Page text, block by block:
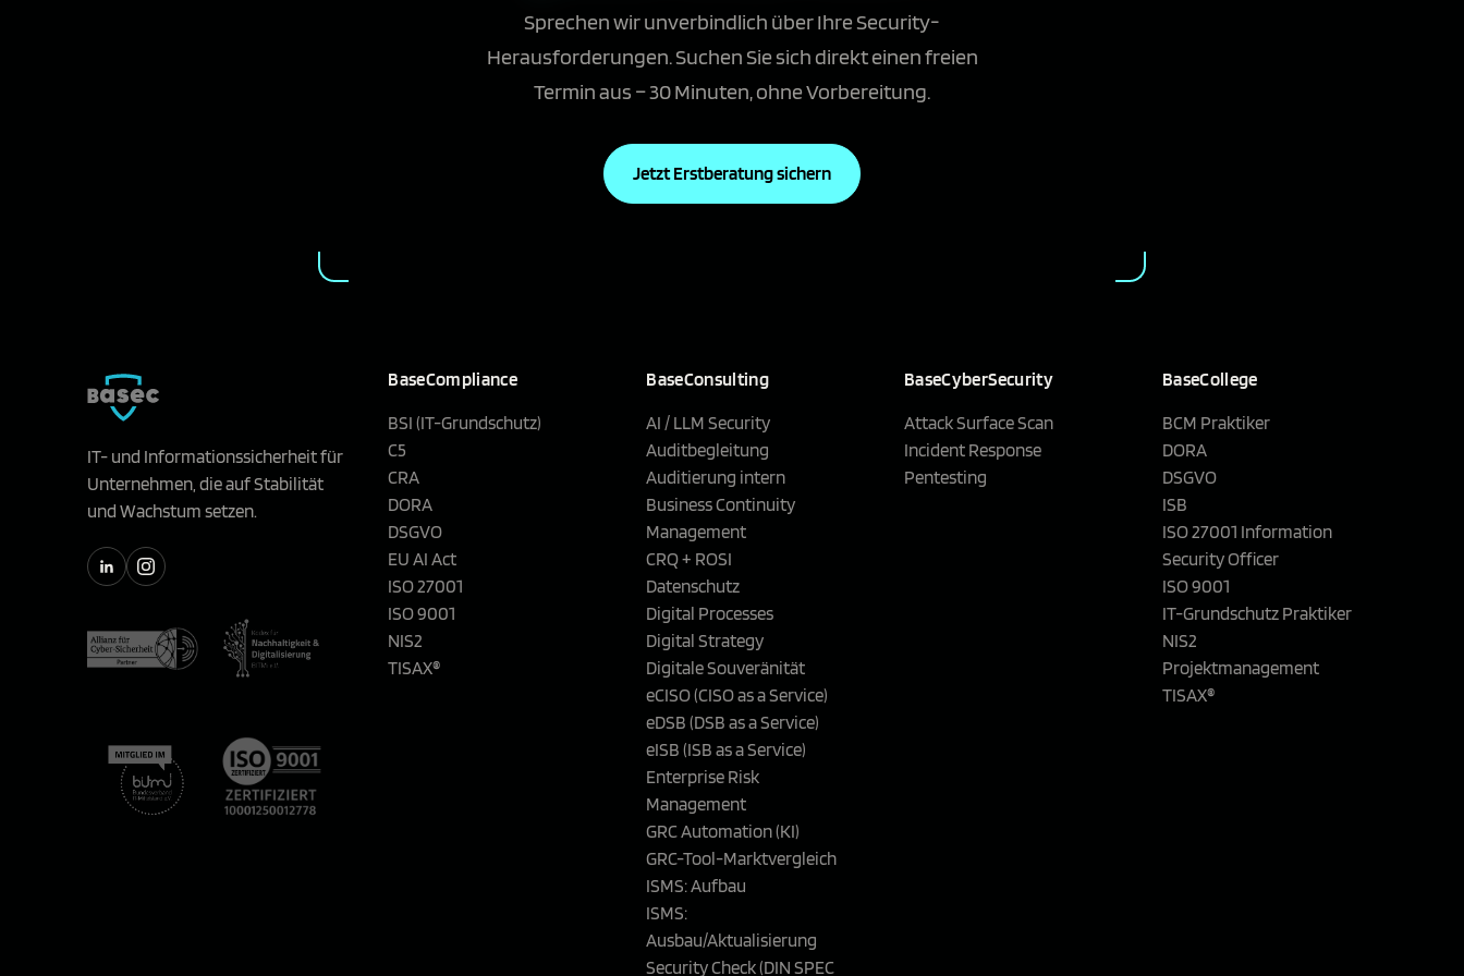
Sprechen wir unverbindlich über Ihre Security-
Herausforderungen. Suchen Sie sich direkt einen freien
Termin aus – 30 Minuten, ohne Vorbereitung.
Jetzt Erstberatung sichern
IT- und Informationssicherheit für
Unternehmen, die auf Stabilität
und Wachstum setzen.
BaseCompliance
BSI (IT-Grundschutz)
C5
CRA
DORA
DSGVO
EU AI Act
ISO 27001
ISO 9001
NIS2
TISAX®
BaseConsulting
AI / LLM Security
Auditbegleitung
Auditierung intern
Business Continuity
Management
CRQ + ROSI
Datenschutz
Digital Processes
Digital Strategy
Digitale Souveränität
eCISO (CISO as a Service)
eDSB (DSB as a Service)
eISB (ISB as a Service)
Enterprise Risk
Management
GRC Automation (KI)
GRC-Tool-Marktvergleich
ISMS: Aufbau
ISMS:
Ausbau/Aktualisierung
Security Check (DIN SPEC
BaseCyberSecurity
Attack Surface Scan
Incident Response
Pentesting
BaseCollege
BCM Praktiker
DORA
DSGVO
ISB
ISO 27001 Information
Security Officer
ISO 9001
IT-Grundschutz Praktiker
NIS2
Projektmanagement
TISAX®